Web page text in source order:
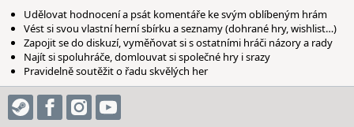
Udělovat hodnocení a psát komentáře ke svým oblíbeným hrám
Vést si svou vlastní herní sbírku a seznamy (dohrané hry, wishlist…)
Zapojit se do diskuzí, vyměňovat si s ostatními hráči názory a rady
Najít si spoluhráče, domlouvat si společné hry i srazy
Pravidelně soutěžit o řadu skvělých her